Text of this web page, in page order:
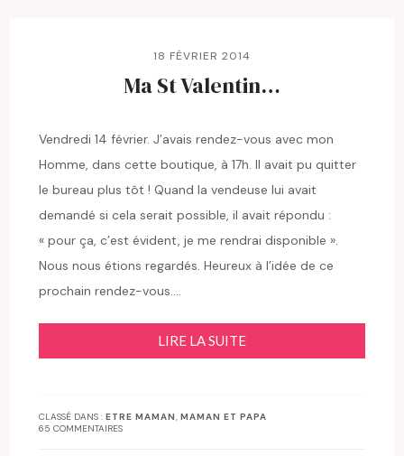
18 FÉVRIER 2014
Ma St Valentin…
Vendredi 14 février. J’avais rendez-vous avec mon
Homme, dans cette boutique, à 17h. Il avait pu quitter
le bureau plus tôt ! Quand la vendeuse lui avait
demandé si cela serait possible, il avait répondu :
« pour ça, c’est évident, je me rendrai disponible ».
Nous nous étions regardés. Heureux à l’idée de ce
prochain rendez-vous….
LIRE LA SUITE
CLASSÉ DANS :ETRE MAMAN,MAMAN ET PAPA
65 COMMENTAIRES